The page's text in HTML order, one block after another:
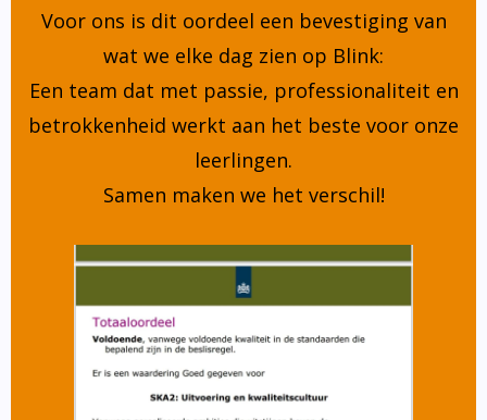
Voor ons is dit oordeel een bevestiging van
wat we elke dag zien op Blink:
Een team dat met passie, professionaliteit en
betrokkenheid werkt aan het beste voor onze
leerlingen.
Samen maken we het verschil!